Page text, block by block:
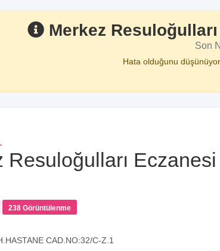
Merkez
Son
Hata olduğunu
Resuloğulları Eczanesi
238 Görüntülenme
CAD.NO:32/C-Z.1